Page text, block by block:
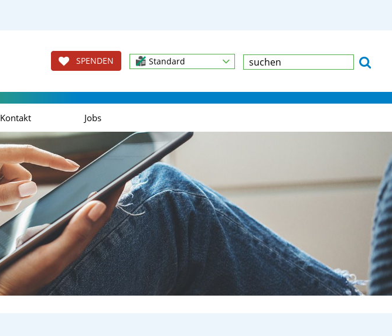
SPENDEN Standard
Kontakt Jobs